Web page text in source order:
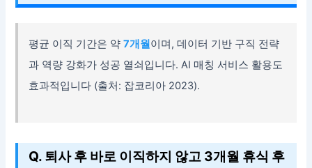
평균 이직 기간은 약7개월이며, 데이터 기반 구직 전략
과 역량 강화가 성공 열쇠입니다. AI 매칭 서비스 활용도
효과적입니다 (출처: 잡코리아 2023).
Q. 퇴사 후 바로 이직하지 않고 3개월 휴식 후